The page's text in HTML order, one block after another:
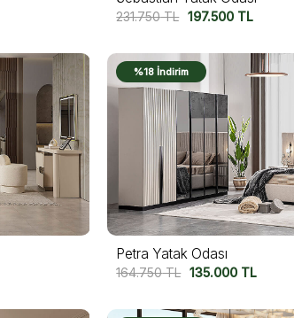
231.750TL 197.500 TL
%18 İndirim
Petra Yatak Odası
164.750TL 135.000 TL